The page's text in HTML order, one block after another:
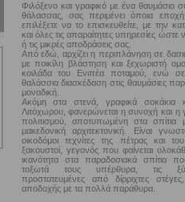
Φιλόξενο και γραφικό με ένα θαυμάσιο
θάλασσας, σας περιμένει όποια
επιλέξετε να το επισκευθείτε, με την
και όλες τις απαραίτητες υπηρεσίες ώστε
ή τις μικρές αποδράσεις σας.
Από εδώ, αρχίζει η περιπλάνηση σε
με ποικίλη βλάστηση και ξεχωριστή
κοιλάδα του Ενιπέα ποταμού, ενώ
θαλάσσια διασκέδαση στις θαυμάσιες
μοναδική.
Ακόμη στα στενά, γραφικά σοκάκια
Λιτόχωρου, φανερώνεται η συνοχή και η
πολιτισμού, αποτυπωμένη στα σπίτια
μακεδονική αρχιτεκτονική. Είναι
οικοδόμοι τεχνίτες της πέτρας και
ξακουστοί, γεγονός που φαίνεται
ικανότητα στα παραδοσιακά σπίτια
τοξωτά τους υπέρθυρα, τις
προστατευμένες από δίρριχτες
αποδοχής με τα πολλά παράθυρα.